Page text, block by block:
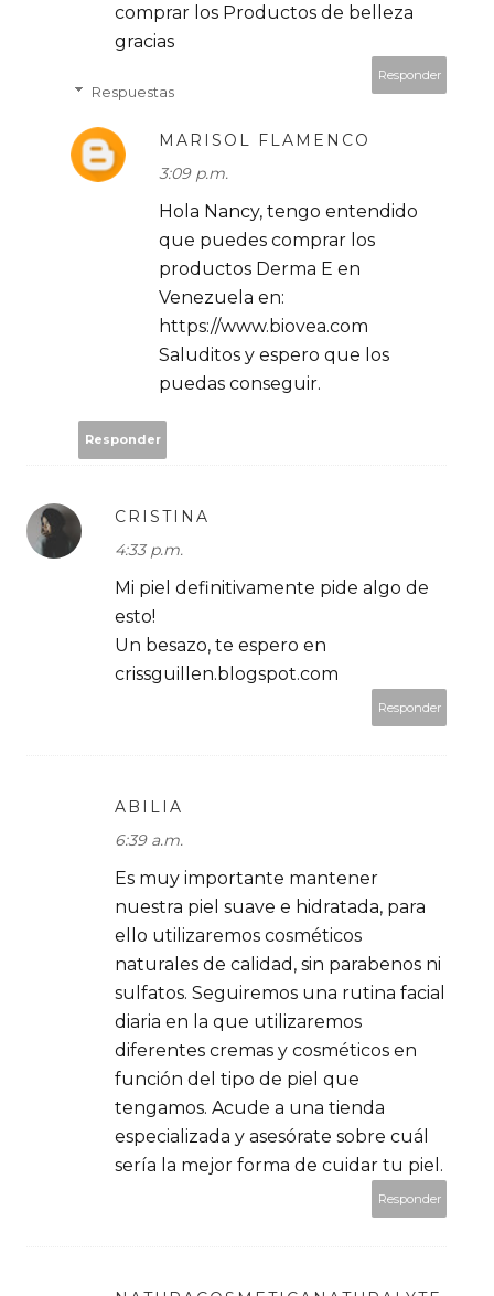
comprar los Productos de belleza
gracias
Responder
Respuestas
MARISOL FLAMENCO
3:09 p.m.
Hola Nancy, tengo entendido
que puedes comprar los
productos Derma E en
Venezuela en:
https://www.biovea.com
Saluditos y espero que los
puedas conseguir.
Responder
CRISTINA
4:33 p.m.
Mi piel definitivamente pide algo de
esto!
Un besazo, te espero en
crissguillen.blogspot.com
Responder
ABILIA
6:39 a.m.
Es muy importante mantener
nuestra piel suave e hidratada, para
ello utilizaremos cosméticos
naturales de calidad, sin parabenos ni
sulfatos. Seguiremos una rutina facial
diaria en la que utilizaremos
diferentes cremas y cosméticos en
función del tipo de piel que
tengamos. Acude a una tienda
especializada y asesórate sobre cuál
sería la mejor forma de cuidar tu piel.
Responder